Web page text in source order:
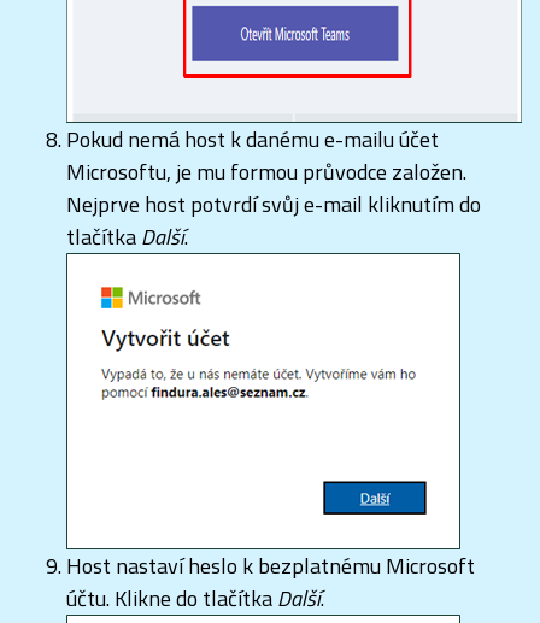
Pokud nemá host k danému e-mailu účet
Microsoftu, je mu formou průvodce založen.
Nejprve host potvrdí svůj e-mail kliknutím do
tlačítkaDalší.
Host nastaví heslo k bezplatnému Microsoft
účtu. Klikne do tlačítkaDalší.